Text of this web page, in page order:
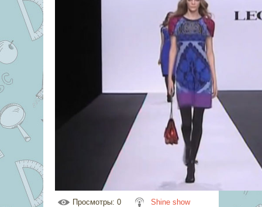
Просмотры: 0 Shine show